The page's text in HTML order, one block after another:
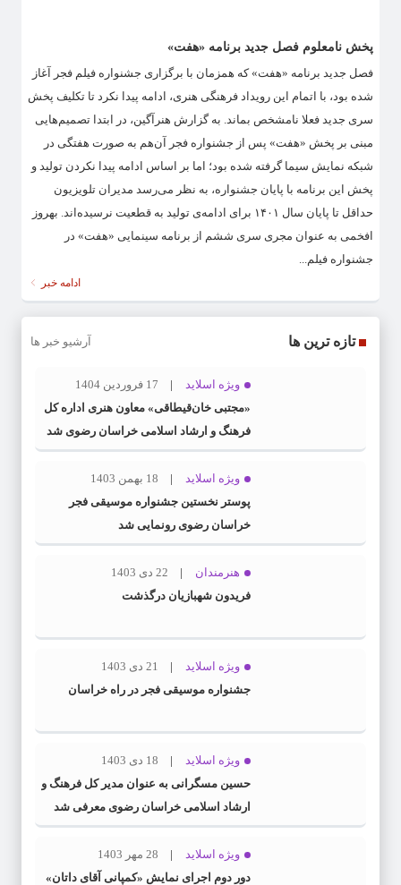
پخش نامعلوم فصل جدید برنامه «هفت»
فصل جدید برنامه «هفت» که همزمان با برگزاری جشنواره فیلم فجر آغاز
شده بود، با اتمام این رویداد فرهنگی هنری، ادامه پیدا نکرد تا تکلیف پخش
سری جدید فعلا نامشخص بماند. به گزارش هنرآگین، در ابتدا تصمیم‌هایی
مبنی بر پخش «هفت» پس از جشنواره فجر آن‌هم به صورت هفتگی در
شبکه نمایش سیما گرفته شده بود؛ اما بر اساس ادامه پیدا نکردن تولید و
پخش این برنامه با پایان جشنواره، به نظر می‌رسد مدیران تلویزیون
حداقل تا پایان سال ۱۴۰۱ برای ادامه‌ی تولید به قطعیت نرسیده‌اند. بهروز
افخمی به عنوان مجری سری ششم از برنامه سینمایی «هفت» در
جشنواره فیلم...
ادامه خبر
تازه ترین ها آرشیو خبر ها
ویژه اسلاید
17 فروردین 1404
«مجتبی خان‌قیطاقی» معاون هنری اداره کل
فرهنگ و ارشاد اسلامی خراسان رضوی شد
ویژه اسلاید
18 بهمن 1403
پوستر نخستین جشنواره موسیقی فجر
خراسان رضوی رونمایی شد
هنرمندان
22 دی 1403
فریدون شهبازیان درگذشت
ویژه اسلاید
21 دی 1403
جشنواره موسیقی فجر در راه خراسان
ویژه اسلاید
18 دی 1403
حسین مسگرانی به عنوان مدیر کل فرهنگ و
ارشاد اسلامی خراسان رضوی معرفی شد
ویژه اسلاید
28 مهر 1403
دور دوم اجرای نمایش «کمپانی آقای داتان»